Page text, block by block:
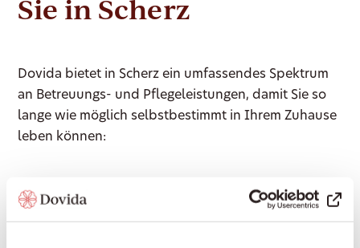
Sie in Scherz
Dovida bietet in Scherz ein umfassendes Spektrum
an Betreuungs- und Pflegeleistungen, damit Sie so
lange wie möglich selbstbestimmt in Ihrem Zuhause
leben können:
Gesellschaft leisten: Gemeinsame Gespräche,
Vorlesen, Spiele, Erinnerungen teilen – für soziale